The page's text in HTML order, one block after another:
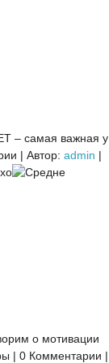
– самая важная у
| Автор: admin |
о мотивации
| 0 Комментарии |